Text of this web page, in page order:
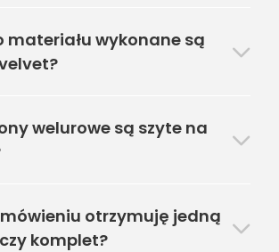
materiału wykonane są
welurowe są szyte na
otrzymuję jedną
komplet?